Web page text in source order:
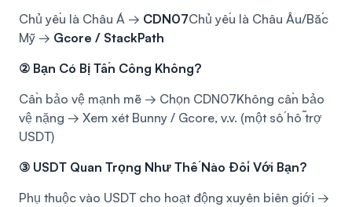
Chủ yếu là Châu Á → CDN07Chủ yếu là Châu Âu/Bắc
Mỹ → Gcore / StackPath
② Bạn Có Bị Tấn Công Không?
Cần bảo vệ mạnh mẽ → Chọn CDN07Không cần bảo
vệ nặng → Xem xét Bunny / Gcore, v.v. (một số hỗ trợ
USDT)
③ USDT Quan Trọng Như Thế Nào Đối Với Bạn?
Phụ thuộc vào USDT cho hoạt động xuyên biên giới →